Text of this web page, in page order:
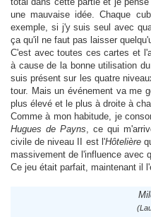
une mauvaise idée. Chaque
exemple, si j'y suis seul avec
ça qu'il ne faut pas laisser
C'est avec toutes ces cartes et
à cause de la bonne utilisation du
suis présent sur les quatre
tour. Mais un événement va me
plus élevé et le plus à droite à
Comme à mon habitude, je
Hugues de Payns, ce qui
civile de niveau II est l'Hôtelière
massivement de l'influence avec
Ce jeu était parfait, maintenant il